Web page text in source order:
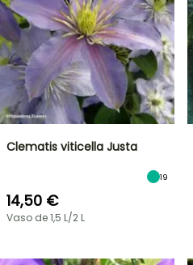
Clematis viticella Justa
19
14,50 €
Vaso de 1,5 L/2 L